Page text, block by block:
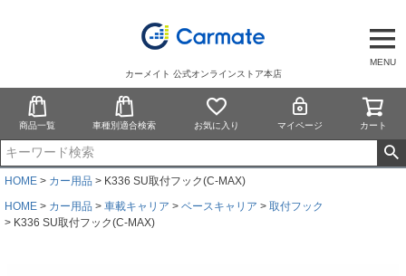
MENU
カーメイト 公式オンラインストア本店
商品一覧 車種別適合検索 お気に入り マイページ カート
HOME カー用品
K336 SU取付フック(C-MAX)
HOME
カー用品 車載キャリア ベースキャリア
取付フック
K336 SU取付フック(C-MAX)